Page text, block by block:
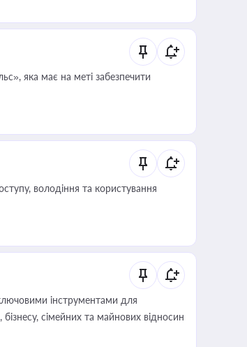
яка має на меті забезпечити
володіння та користування
інструментами для
бізнесу, сімейних та майнових відносин